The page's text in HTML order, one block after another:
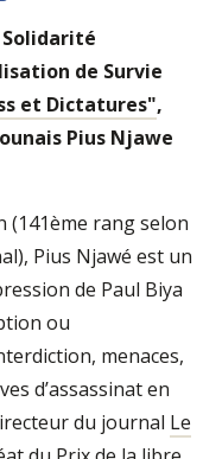
Solidarité
de Survie
et Dictatures",
Pius Njawe
(141ème rang selon
Pius Njawé est un
de Paul Biya
ou
menaces,
d’assassinat en
du journal Le